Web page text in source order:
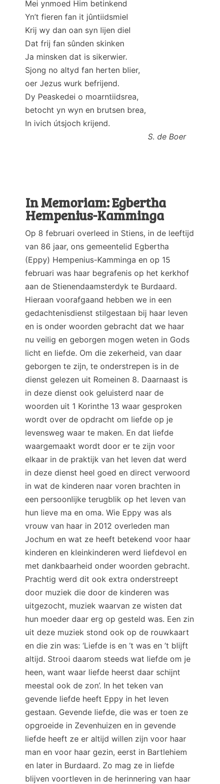
Mei ynmoed Him betinkend
Yn’t fieren fan it jûntiidsmiel
Krij wy dan oan syn lijen diel
Dat frij fan sûnden skinken
Ja minsken dat is sikerwier.
Sjong no altyd fan herten blier,
oer Jezus wurk befrijend.
Dy Peaskedei o moarntiidsrea,
betocht yn wyn en brutsen brea,
In ivich útsjoch krijend.
S. de Boer
In Memoriam: Egbertha
Hempenius-Kamminga
Op 8 februari overleed in Stiens, in de leeftijd
van 86 jaar, ons gemeentelid Egbertha
(Eppy) Hempenius-Kamminga en op 15
februari was haar begrafenis op het kerkhof
aan de Stienendaamsterdyk te Burdaard.
Hieraan voorafgaand hebben we in een
gedachtenisdienst stilgestaan bij haar leven
en is onder woorden gebracht dat we haar
nu veilig en geborgen mogen weten in Gods
licht en liefde. Om die zekerheid, van daar
geborgen te zijn, te onderstrepen is in de
dienst gelezen uit Romeinen 8. Daarnaast is
in deze dienst ook geluisterd naar de
woorden uit 1 Korinthe 13 waar gesproken
wordt over de opdracht om liefde op je
levensweg waar te maken. En dat liefde
waargemaakt wordt door er te zijn voor
elkaar in de praktijk van het leven dat werd
in deze dienst heel goed en direct verwoord
in wat de kinderen naar voren brachten in
een persoonlijke terugblik op het leven van
hun lieve ma en oma. Wie Eppy was als
vrouw van haar in 2012 overleden man
Jochum en wat ze heeft betekend voor haar
kinderen en kleinkinderen werd liefdevol en
met dankbaarheid onder woorden gebracht.
Prachtig werd dit ook extra onderstreept
door muziek die door de kinderen was
uitgezocht, muziek waarvan ze wisten dat
hun moeder daar erg op gesteld was. Een zin
uit deze muziek stond ook op de rouwkaart
en die zin was: ‘Liefde is en ’t was en ’t blijft
altijd. Strooi daarom steeds wat liefde om je
heen, want waar liefde heerst daar schijnt
meestal ook de zon’. In het teken van
gevende liefde heeft Eppy in het leven
gestaan. Gevende liefde, die was er toen ze
opgroeide in Zevenhuizen en in gevende
liefde heeft ze er altijd willen zijn voor haar
man en voor haar gezin, eerst in Bartlehiem
en later in Burdaard. Zo mag ze in liefde
blijven voortleven in de herinnering van haar